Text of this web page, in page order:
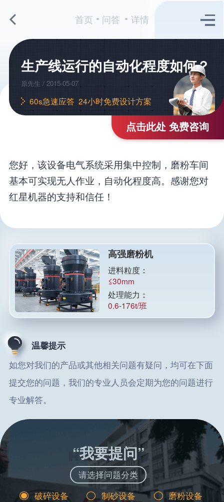
首页 问答 详情
生产线运行的自动化程度如何？
原先生 / 2015-05-07
60s急速应答 24小时免费设计方案
点击此处 免费咨询
您好，该设备电气系统采用集中控制，磨粉车间
基本可实现无人作业，自动化程度高。感谢您对
红星机器的支持和信任！
高强磨粉机
进料粒度：
≤30mm
处理能力：
0.6-176t/班
温馨提示
如您对我们的产品或其他相关问题有疑问，均可在下面
提交您的问题，我们的专业人员会定期为您的问题进行
专业解答。
“我要提问”
请选择问题分类
破碎设备
制砂设备
磨粉设备